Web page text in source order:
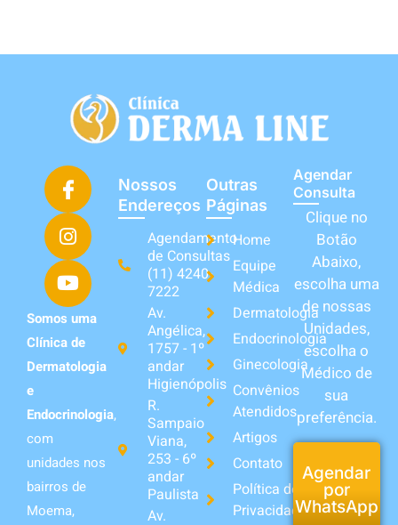
Somos uma
Clínica de
Dermatologia
e
Endocrinologia,
com
unidades nos
bairros de
Moema,
Nossos
Endereços
Agendamento
de Consultas
(11) 4240-
7222
Av.
Angélica,
1757 - 1º
andar
Higienópolis
R.
Sampaio
Viana,
253 - 6º
andar
Paulista
Av.
Outras
Páginas
Home
Equipe
Médica
Dermatologia
Endocrinologia
Ginecologia
Convênios
Atendidos
Artigos
Contato
Política de
Privacidade
Agendar
Consulta
Clique no
Botão
Abaixo,
escolha uma
de nossas
Unidades,
escolha o
Médico de
sua
preferência.
Agendar
por
WhatsApp